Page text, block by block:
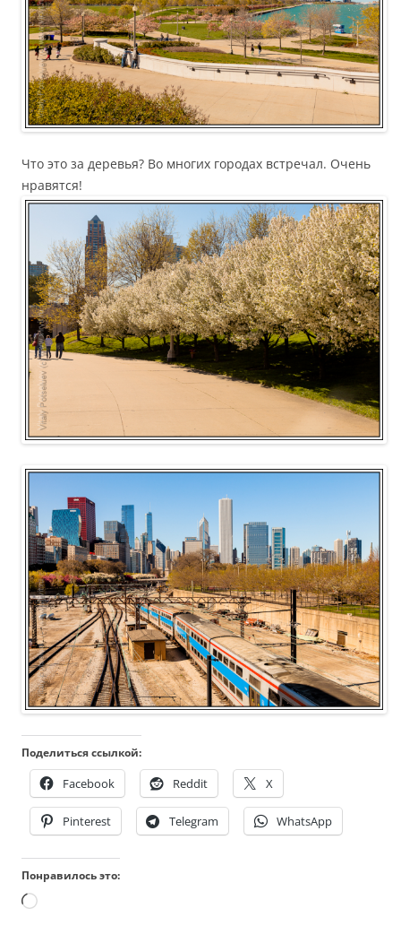
Что это за деревья? Во многих городах встречал. Очень
нравятся!
Поделиться ссылкой:
Facebook Reddit X
Pinterest Telegram WhatsApp
Понравилось это:
Загрузка…